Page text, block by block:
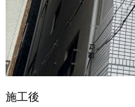
施工後